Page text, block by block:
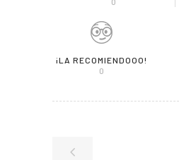
¡LA RECOMIENDOOO!
0